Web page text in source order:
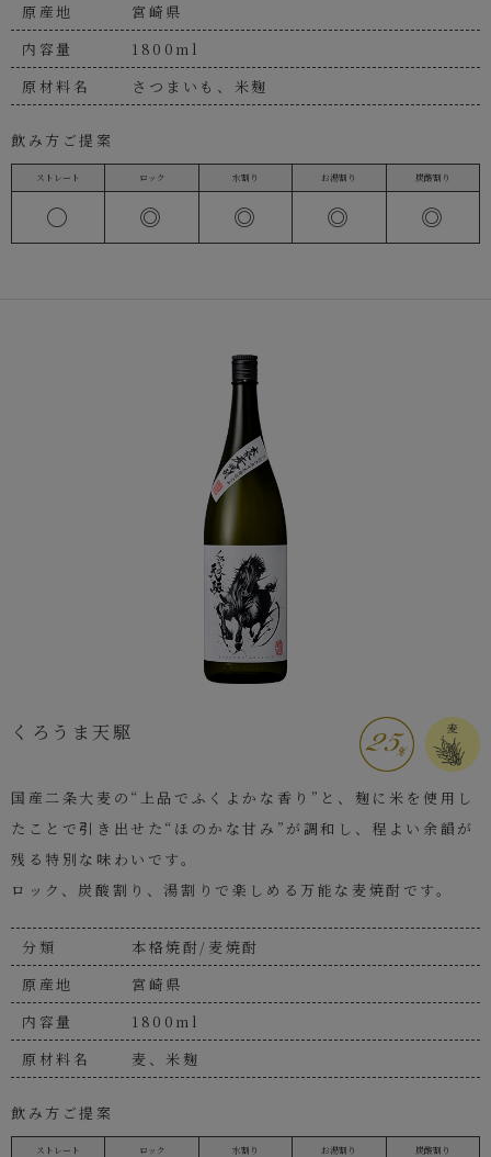
原産地
宮崎県
内容量
1800ml
原材料名
さつまいも、米麹
飲み方ご提案
ストレート
〇
ロック
◎
水割り
◎
お湯割り
◎
炭酸割り
◎
くろうま天駆
国産二条大麦の“上品でふくよかな香り”と、麹に米を使用し
たことで引き出せた“ほのかな甘み”が調和し、程よい余韻が
残る特別な味わいです。
ロック、炭酸割り、湯割りで楽しめる万能な麦焼酎です。
分類
本格焼酎/麦焼酎
原産地
宮崎県
内容量
1800ml
原材料名
麦、米麹
飲み方ご提案
ストレート ロック 水割り お湯割り 炭酸割り